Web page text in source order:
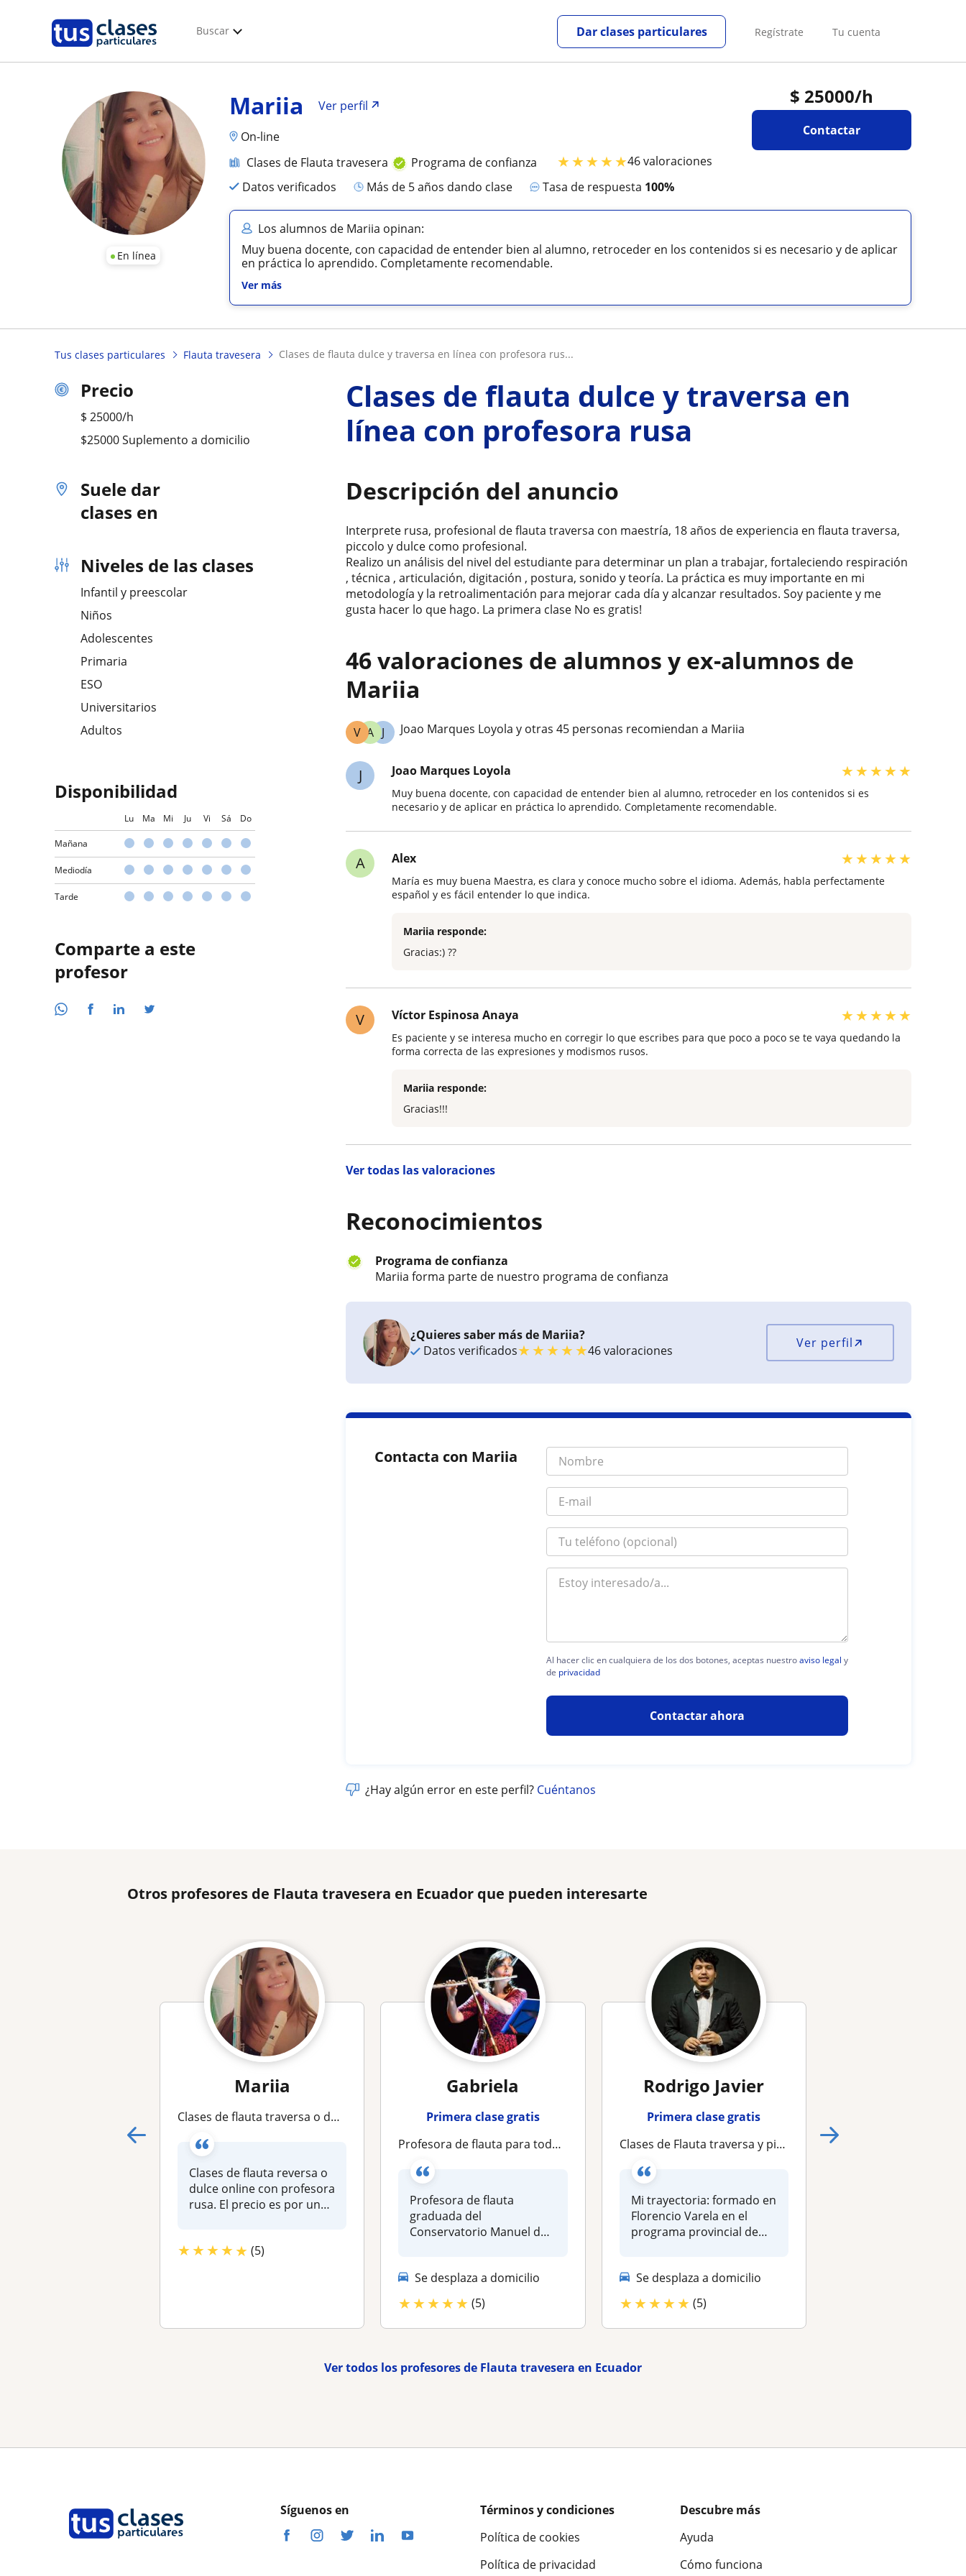
Buscar Regístrate Tu cuenta
Dar clases particulares
En línea
$ 25000/h
Contactar
Mariia
Ver perfil
On-line
Clases de Flauta travesera
Programa de confianza ★★★★★46 valoraciones
Datos verificados
más de 5 años dando clase Tasa de respuesta 100%
Los alumnos de Mariia opinan:
Muy buena docente, con capacidad de entender bien al alumno, retroceder en los contenidos si es necesario y de aplicar
en práctica lo aprendido. Completamente recomendable.
Ver más
Tus clases particulares Flauta travesera clases de flauta dulce y traversa en línea con profesora rus...
Precio
$ 25000/h
$25000 Suplemento a domicilio
Suele dar
clases en
Niveles de las clases
Infantil y preescolar
Niños
Adolescentes
Primaria
ESO
Universitarios
Adultos
Disponibilidad
Lu Ma Mi Ju Vi Sá Do
Mañana
Mediodía
Tarde
Comparte a este
profesor
Clases de flauta dulce y traversa en
línea con profesora rusa
Descripción del anuncio
Interprete rusa, profesional de flauta traversa con maestría, 18 años de experiencia en flauta traversa,
piccolo y dulce como profesional.
Realizo un análisis del nivel del estudiante para determinar un plan a trabajar, fortaleciendo respiración
, técnica , articulación, digitación , postura, sonido y teoría. La práctica es muy importante en mi
metodología y la retroalimentación para mejorar cada día y alcanzar resultados. Soy paciente y me
gusta hacer lo que hago. La primera clase No es gratis!
46 valoraciones de alumnos y ex-alumnos de
Mariia
J
A
V Joao Marques Loyola y otras 45 personas recomiendan a Mariia
J Joao Marques Loyola ★★★★★
Muy buena docente, con capacidad de entender bien al alumno, retroceder en los contenidos si es
necesario y de aplicar en práctica lo aprendido. Completamente recomendable.
A Alex ★★★★★
María es muy buena Maestra, es clara y conoce mucho sobre el idioma. Además, habla perfectamente
español y es fácil entender lo que indica.
Mariia responde:
Gracias:) ??
V Víctor Espinosa Anaya ★★★★★
Es paciente y se interesa mucho en corregir lo que escribes para que poco a poco se te vaya quedando la
forma correcta de las expresiones y modismos rusos.
Mariia responde:
Gracias!!!
Ver todas las valoraciones
Reconocimientos
Programa de confianza
Mariia forma parte de nuestro programa de confianza
¿Quieres saber más de Mariia?
Datos verificados★★★★★46 valoraciones Ver perfil
Contacta con Mariia
Al hacer clic en cualquiera de los dos botones, aceptas nuestroaviso legal y
de privacidad
Contactar ahora
¿Hay algún error en este perfil? Cuéntanos
Otros profesores de Flauta travesera en Ecuador que pueden interesarte
Mariia
Clases de flauta traversa o dulce online con profesora rusa
Clases de flauta reversa o
dulce online con profesora
rusa. El precio es por una
★★★★★ (5)
Gabriela
Primera clase gratis
Profesora de flauta para todas las edades online y presencial
Profesora de flauta
graduada del
Conservatorio Manuel de
Se desplaza a domicilio
★★★★★ (5)
Rodrigo Javier
Primera clase gratis
Clases de Flauta traversa y piccolo en plataformas zoom o meet
Mi trayectoria: formado en
Florencio Varela en el
programa provincial de
Se desplaza a domicilio
★★★★★ (5)
Ver todos los profesores de Flauta travesera en Ecuador
Síguenos en
Términos y condiciones
Política de cookies
Política de privacidad
Descubre más
Ayuda
Cómo funciona